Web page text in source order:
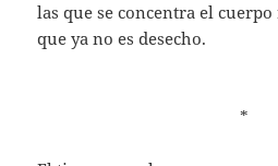
las que se concentra el
que ya no es desecho.
*